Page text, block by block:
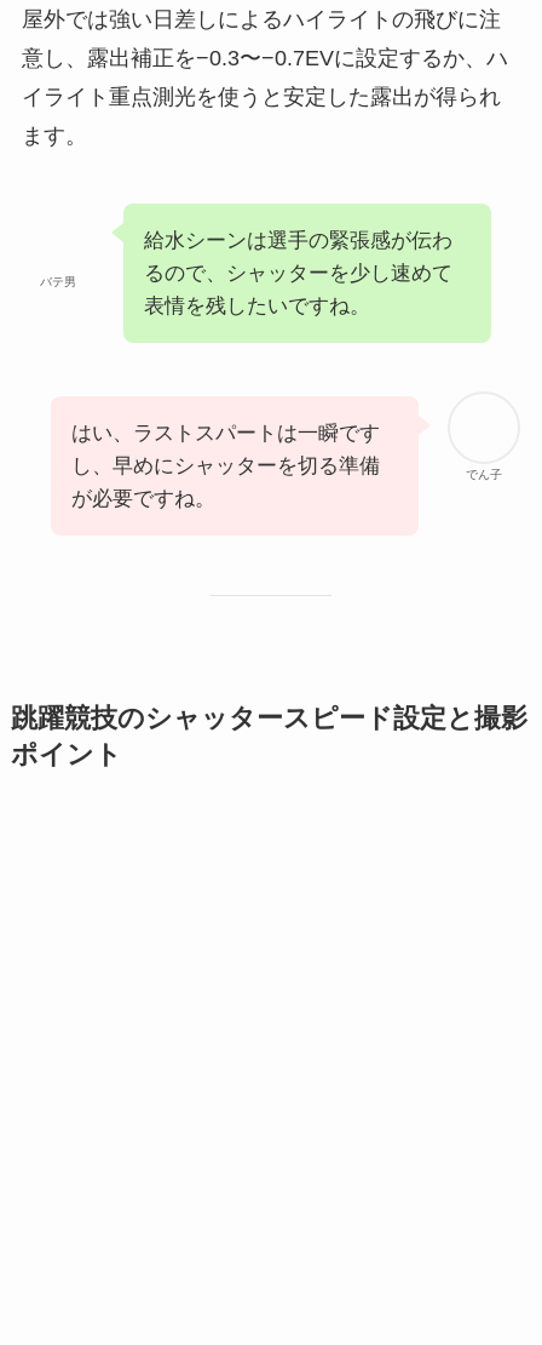
屋外では強い日差しによるハイライトの飛びに注
意し、露出補正を−0.3〜−0.7EVに設定するか、ハ
イライト重点測光を使うと安定した露出が得られ
ます。
バテ男
給水シーンは選手の緊張感が伝わ
るので、シャッターを少し速めて
表情を残したいですね。
でん子
はい、ラストスパートは一瞬です
し、早めにシャッターを切る準備
が必要ですね。
跳躍競技のシャッタースピード設定と撮影
ポイント